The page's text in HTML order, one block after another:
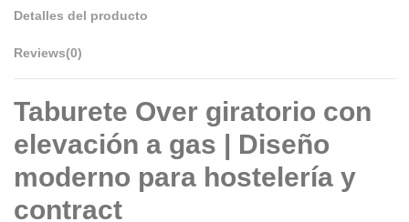
Detalles del producto
Reviews(0)
Taburete Over giratorio con
elevación a gas | Diseño
moderno para hostelería y
contract